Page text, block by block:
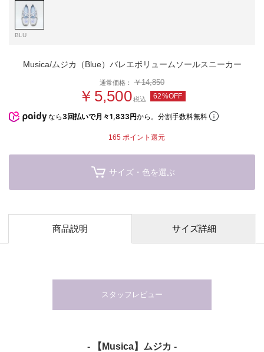
BLU
Musica/ムジカ（Blue）バレエボリュームソールスニーカー
通常価格： ￥14,850
￥5,500税込 62%OFF
なら 3回払いで月々1,833円から。分割手数料無料
165ポイント還元
サイズ・色を選ぶ
商品説明 サイズ詳細
スタッフレビュー
- 【Musica】ムジカ -